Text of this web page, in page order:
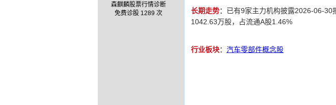
森麒麟股票行情诊断
免费诊股 1289 次
长期走势： 已有9家主力机构披露2026-06-30
1042.63万股，占流通A股1.46%
行业板块： 汽车零部件概念股